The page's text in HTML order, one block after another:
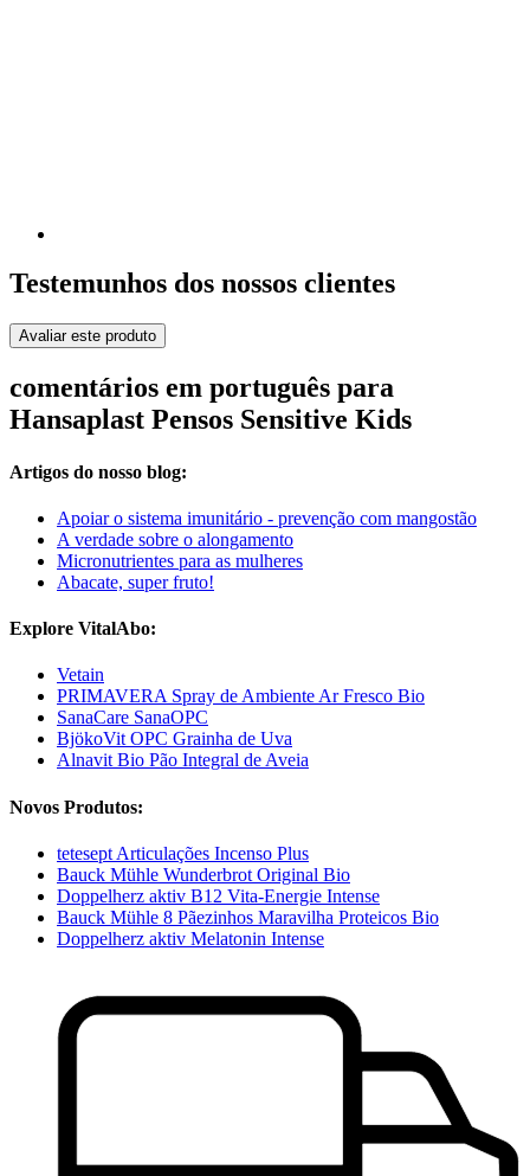
Testemunhos dos nossos clientes
Avaliar este produto
comentários em português para
Hansaplast Pensos Sensitive Kids
Artigos do nosso blog:
Apoiar o sistema imunitário - prevenção com mangostão
A verdade sobre o alongamento
Micronutrientes para as mulheres
Abacate, super fruto!
Explore VitalAbo:
Vetain
PRIMAVERA Spray de Ambiente Ar Fresco Bio
SanaCare SanaOPC
BjökoVit OPC Grainha de Uva
Alnavit Bio Pão Integral de Aveia
Novos Produtos:
tetesept Articulações Incenso Plus
Bauck Mühle Wunderbrot Original Bio
Doppelherz aktiv B12 Vita-Energie Intense
Bauck Mühle 8 Pãezinhos Maravilha Proteicos Bio
Doppelherz aktiv Melatonin Intense